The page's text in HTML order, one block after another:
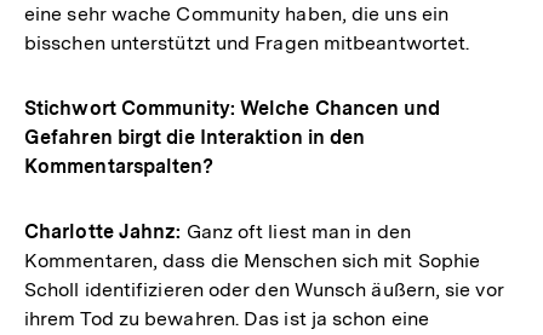
eine sehr wache Community haben, die uns ein
bisschen unterstützt und Fragen mitbeantwortet.
Stichwort Community: Welche Chancen und
Gefahren birgt die Interaktion in den
Kommentarspalten?
Charlotte Jahnz: Ganz oft liest man in den
Kommentaren, dass die Menschen sich mit Sophie
Scholl identifizieren oder den Wunsch äußern, sie vor
ihrem Tod zu bewahren. Das ist ja schon eine